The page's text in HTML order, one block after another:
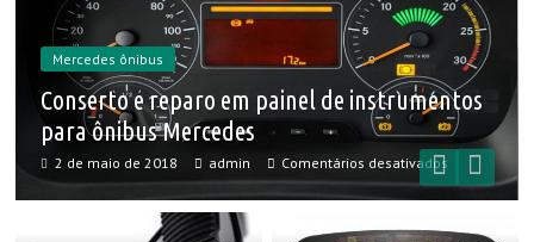
Mercedes ônibus
Conserto e reparo em painel de instrumentos
para ônibus Mercedes
2 de maio de 2018 admin Comentários desativados